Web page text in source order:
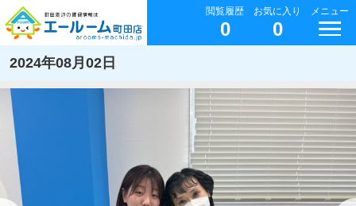
閲覧履歴
0
お気に入り
0
メニュー
2024年08月02日